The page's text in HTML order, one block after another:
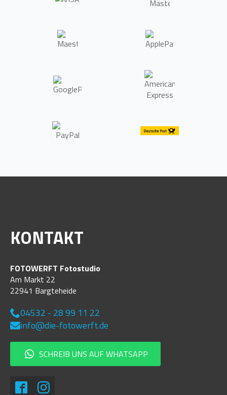
KONTAKT
FOTOWERFT Fotostudio
Am Markt 22
22941 Bargteheide
04532 - 28 99 11 22
info@die-fotowerft.de
SCHREIB UNS AUF WHATSAPP